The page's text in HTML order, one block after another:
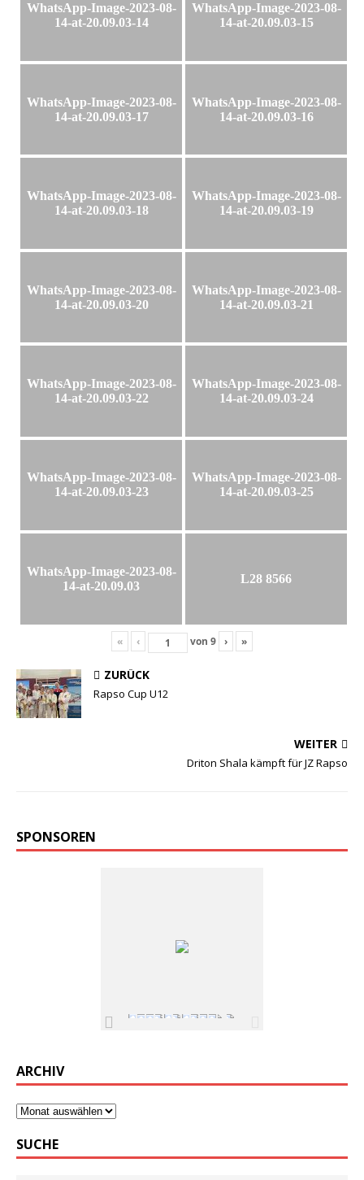
WhatsApp-Image-2023-08-
14-at-20.09.03-14
WhatsApp-Image-2023-08-
14-at-20.09.03-15
WhatsApp-Image-2023-08-
14-at-20.09.03-17
WhatsApp-Image-2023-08-
14-at-20.09.03-16
WhatsApp-Image-2023-08-
14-at-20.09.03-18
WhatsApp-Image-2023-08-
14-at-20.09.03-19
WhatsApp-Image-2023-08-
14-at-20.09.03-20
WhatsApp-Image-2023-08-
14-at-20.09.03-21
WhatsApp-Image-2023-08-
14-at-20.09.03-22
WhatsApp-Image-2023-08-
14-at-20.09.03-24
WhatsApp-Image-2023-08-
14-at-20.09.03-23
WhatsApp-Image-2023-08-
14-at-20.09.03-25
WhatsApp-Image-2023-08-
14-at-20.09.03
L28 8566
« ‹ von 9 › »
ZURÜCK
Rapso Cup U12
WEITER
Driton Shala kämpft für JZ Rapso
SPONSOREN
ARCHIV
SUCHE